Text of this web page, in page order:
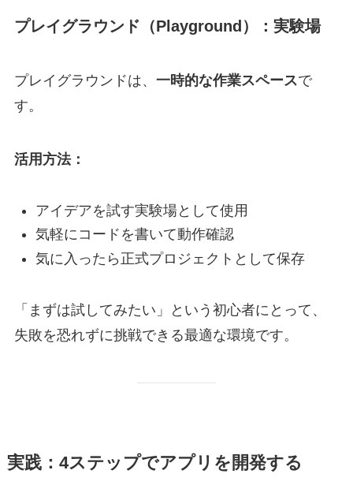
プレイグラウンド（Playground）：実験場
プレイグラウンドは、 一時的な作業スペースで
す。
活用方法：
アイデアを試す実験場として使用
気軽にコードを書いて動作確認
気に入ったら正式プロジェクトとして保存
「まずは試してみたい」という初心者にとって、
失敗を恐れずに挑戦できる最適な環境です。
実践：4ステップでアプリを開発する